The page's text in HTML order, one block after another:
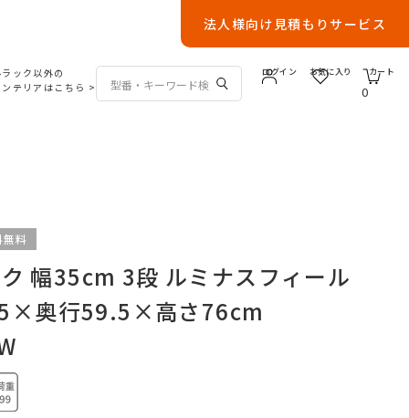
法人様向け見積もりサービス
ック以外の
テリアはこちら >
ログイン お気に入り
0
カート
無料
幅35cm 3段 ルミナスフィール
奥行59.5×高さ76cm